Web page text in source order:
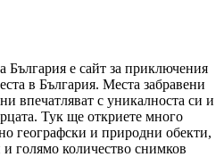
България е сайт за приключения
в България. Места забравени
впечатляват с уникалноста си и
Тук ще откриете много
географски и природни обекти,
голямо количество снимков